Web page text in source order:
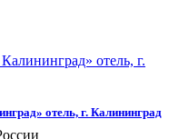
отель, г. Калининград